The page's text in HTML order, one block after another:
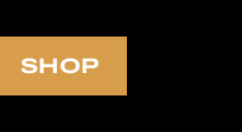
SHOP